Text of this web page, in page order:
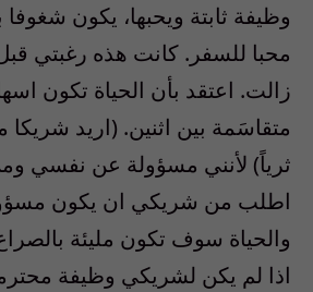
وظيفة ثابتة ويحبها، يكون
محبا للسفر. كانت هذه رغبتي
زالت. اعتقد بأن الحياة تكون
متقاسَمة بين اثنين. (اريد شريكا
ثرياً) لأنني مسؤولة عن نفسي
اطلب من شريكي ان يكون
والحياة سوف تكون مليئة
اذا لم يكن لشريكي وظيفة